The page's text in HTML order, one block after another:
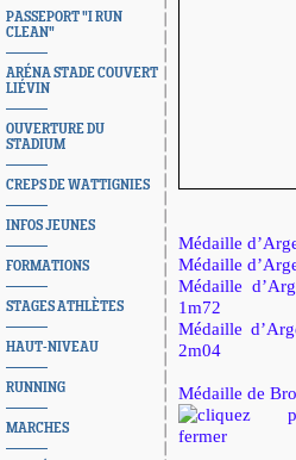
PASSEPORT "I RUN
CLEAN"
ARÉNA STADE COUVERT
LIÉVIN
OUVERTURE DU
STADIUM
CREPS DE WATTIGNIES
INFOS JEUNES
FORMATIONS
STAGES ATHLÈTES
HAUT-NIVEAU
RUNNING
MARCHES
Médaille
Médaille
Médaille
1m72
Médaille
2m04
Médaille de